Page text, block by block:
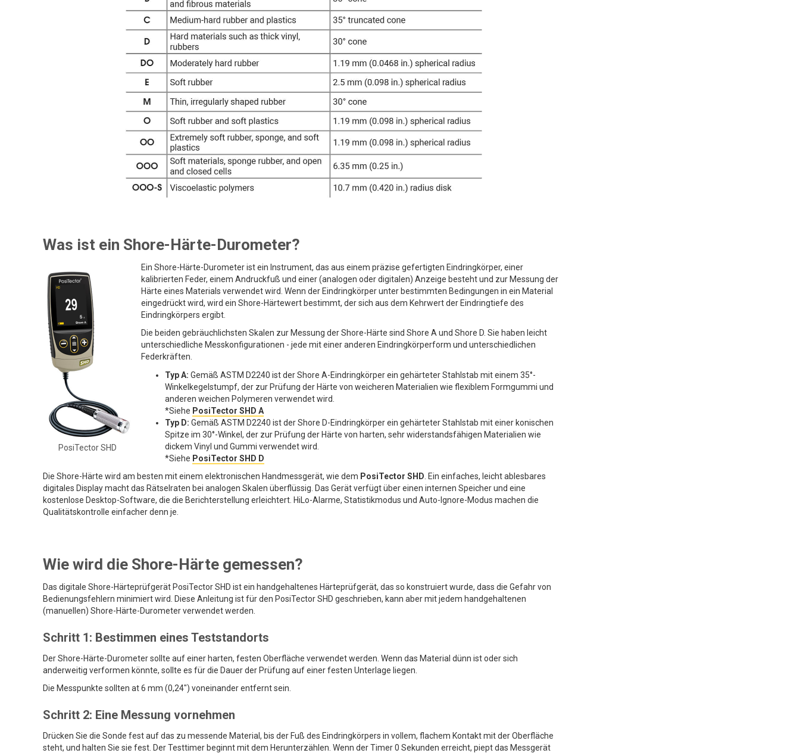
Was ist ein Shore-Härte-Durometer?
PosiTector SHD
Ein Shore-Härte-Durometer ist ein Instrument, das aus einem präzise gefertigten Eindringkörper, einer
kalibrierten Feder, einem Andruckfuß und einer (analogen oder digitalen) Anzeige besteht und zur Messung der
Härte eines Materials verwendet wird. Wenn der Eindringkörper unter bestimmten Bedingungen in ein Material
eingedrückt wird, wird ein Shore-Härtewert bestimmt, der sich aus dem Kehrwert der Eindringtiefe des
Eindringkörpers ergibt.
Die beiden gebräuchlichsten Skalen zur Messung der Shore-Härte sind Shore A und Shore D. Sie haben leicht
unterschiedliche Messkonfigurationen - jede mit einer anderen Eindringkörperform und unterschiedlichen
Federkräften.
Typ A: Gemäß ASTM D2240 ist der Shore A-Eindringkörper ein gehärteter Stahlstab mit einem 35°-
Winkelkegelstumpf, der zur Prüfung der Härte von weicheren Materialien wie flexiblem Formgummi und
anderen weichen Polymeren verwendet wird.
*Siehe PosiTector SHD A
Typ D: Gemäß ASTM D2240 ist der Shore D-Eindringkörper ein gehärteter Stahlstab mit einer konischen
Spitze im 30°-Winkel, der zur Prüfung der Härte von harten, sehr widerstandsfähigen Materialien wie
dickem Vinyl und Gummi verwendet wird.
*Siehe PosiTector SHD D
Die Shore-Härte wird am besten mit einem elektronischen Handmessgerät, wie dem PosiTector SHD . Ein einfaches, leicht ablesbares
digitales Display macht das Rätselraten bei analogen Skalen überflüssig. Das Gerät verfügt über einen internen Speicher und eine
kostenlose Desktop-Software, die die Berichterstellung erleichtert. HiLo-Alarme, Statistikmodus und Auto-Ignore-Modus machen die
Qualitätskontrolle einfacher denn je.
Wie wird die Shore-Härte gemessen?
Das digitale Shore-Härteprüfgerät PosiTector SHD ist ein handgehaltenes Härteprüfgerät, das so konstruiert wurde, dass die Gefahr von
Bedienungsfehlern minimiert wird. Diese Anleitung ist für den PosiTector SHD geschrieben, kann aber mit jedem handgehaltenen
(manuellen) Shore-Härte-Durometer verwendet werden.
Schritt 1: Bestimmen eines Teststandorts
Der Shore-Härte-Durometer sollte auf einer harten, festen Oberfläche verwendet werden. Wenn das Material dünn ist oder sich
anderweitig verformen könnte, sollte es für die Dauer der Prüfung auf einer festen Unterlage liegen.
Die Messpunkte sollten at 6 mm (0,24") voneinander entfernt sein.
Schritt 2: Eine Messung vornehmen
Drücken Sie die Sonde fest auf das zu messende Material, bis der Fuß des Eindringkörpers in vollem, flachem Kontakt mit der Oberfläche
steht, und halten Sie sie fest. Der Testtimer beginnt mit dem Herunterzählen. Wenn der Timer 0 Sekunden erreicht, piept das Messgerät